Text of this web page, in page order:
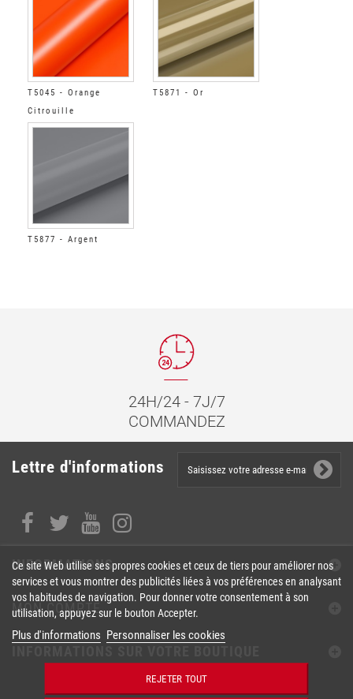
T5045 - Orange
Citrouille
T5871 - Or
T5877 - Argent
24H/24 - 7J/7
COMMANDEZ
Lettre d'informations
INFORMATIONS
MON COMPTE
Ce site Web utilise ses propres cookies et ceux de tiers pour améliorer nos
services et vous montrer des publicités liées à vos préférences en analysant
vos habitudes de navigation. Pour donner votre consentement à son
utilisation, appuyez sur le bouton Accepter.
Plus d'informations Personnaliser les cookies
REJETER TOUT